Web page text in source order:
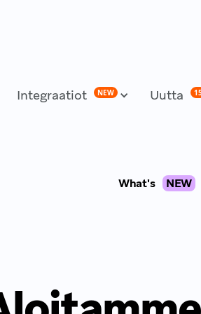
Integraatiot NEW Uutta
What's NEW